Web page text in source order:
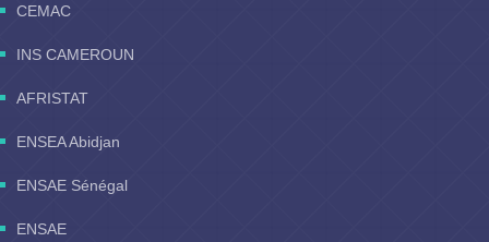
CEMAC
INS CAMEROUN
AFRISTAT
ENSEA Abidjan
ENSAE Sénégal
ENSAE